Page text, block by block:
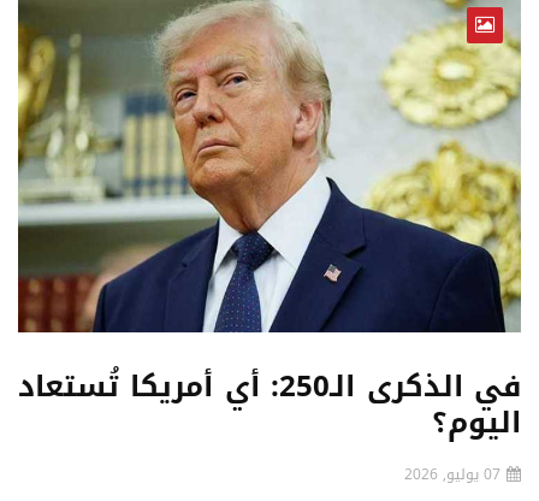
في الذكرى الـ250: أي أمريكا تُستعاد
اليوم؟
07 يوليو, 2026